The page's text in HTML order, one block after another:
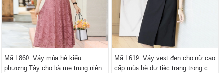
Mã L860: Váy mùa hè kiểu
phương Tây cho bà mẹ trung niên
Mã L619: Váy vest đen cho nữ cao
cấp mùa hè dự tiệc trang trọng cao